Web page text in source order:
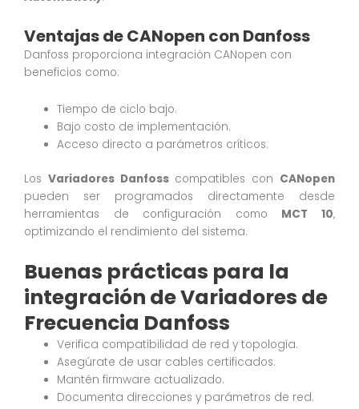
Ventajas de CANopen con Danfoss
Danfoss proporciona integración CANopen con
beneficios como:
Tiempo de ciclo bajo.
Bajo costo de implementación.
Acceso directo a parámetros críticos.
Los Variadores Danfosscompatibles con CANopen
pueden ser programados directamente desde
herramientas de configuración como MCT 10,
optimizando el rendimiento del sistema.
Buenas prácticas para la
integración de Variadores de
Frecuencia Danfoss
Verifica compatibilidad de red y topología.
Asegúrate de usar cables certificados.
Mantén firmware actualizado.
Documenta direcciones y parámetros de red.